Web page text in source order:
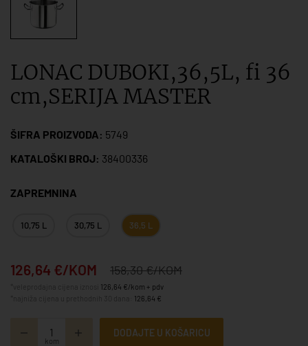
LONAC DUBOKI,36,5L, fi 36
cm,SERIJA MASTER
ŠIFRA PROIZVODA: 5749
KATALOŠKI BROJ: 38400336
ZAPREMNINA
10,75 L 30,75 L 36,5 L
126,64 €/KOM 158,30 €/KOM
126,64 €/kom + pdv
126,64 €
kom
DODAJTE U KOŠARICU